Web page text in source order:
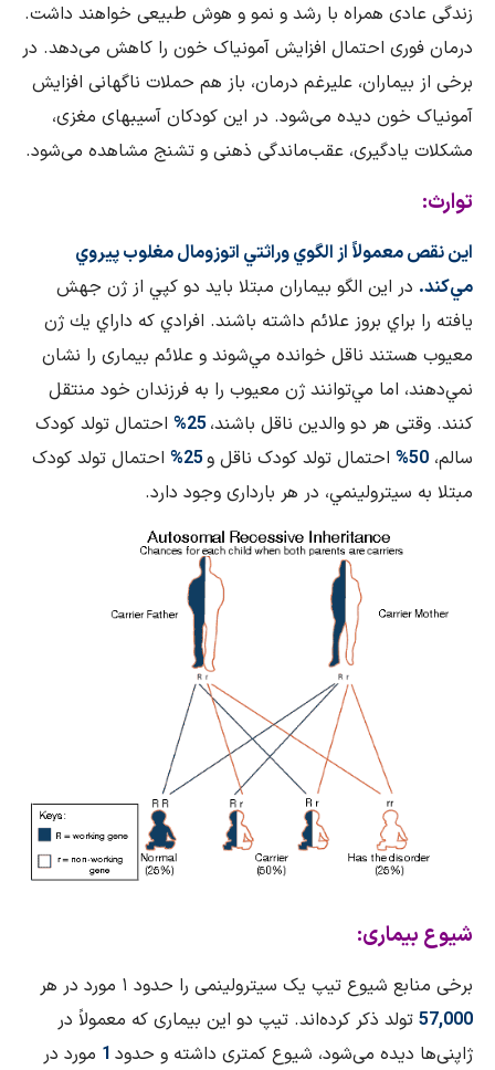
زندگی عادی همراه با رشد و نمو و هوش طبیعی خواهند داشت.
درمان فوری احتمال افزایش آمونیاک خون را کاهش می‌دهد. در
برخی از بیماران، علیرغم درمان، باز هم حملات ناگهانی افزایش
آمونیاک خون دیده می‌شود. در این کودکان آسیبهای مغزی،
مشکلات یادگیری، عقب‌ماندگی ذهنی و تشنج مشاهده می‌شود.
توارث:
اين نقص معمولاً از الگوي وراثتي اتوزومال مغلوب پيروي
مي‌كند. در اين الگو بيماران مبتلا باید دو كپي از ژن جهش
يافته را براي بروز علائم داشته باشند. افرادي كه داراي يك ژن
معیوب هستند ناقل خوانده مي‌شوند و علائم بیماری را نشان
نمي‌دهند، اما مي‌توانند ژن معیوب را به فرزندان خود منتقل
كنند. وقتی هر دو والدین ناقل باشند،
احتمال تولد کودک
سالم، 50% احتمال تولد کودک ناقل و
احتمال تولد کودک
مبتلا به سيترولينمي، در هر بارداری وجود دارد.
شیوع بیماری:
برخی منابع شیوع تیپ یک سیترولینمی را حدود ۱ مورد در هر
57,000 تولد ذکر کرده‌اند. تیپ دو این بیماری که معمولاً در
ژاپنی‌ها دیده می‌شود، شیوع کمتری داشته و حدود
مورد در